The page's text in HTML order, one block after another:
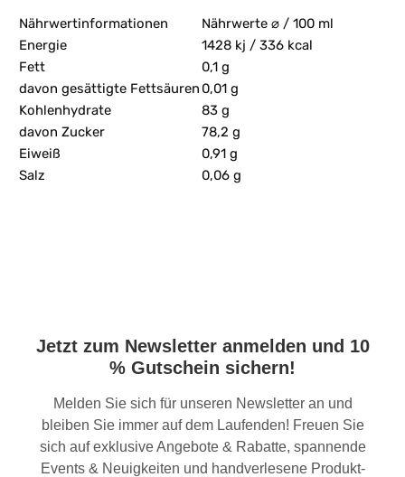
Nährwertinformationen
Nährwerte ⌀ / 100 ml
Energie
1428 kj / 336 kcal
Fett
0,1 g
davon gesättigte Fettsäuren 0,01 g
Kohlenhydrate
83 g
davon Zucker
78,2 g
Eiweiß
0,91 g
Salz
0,06 g
Jetzt zum Newsletter anmelden und 10
% Gutschein sichern!
Melden Sie sich für unseren Newsletter an und
bleiben Sie immer auf dem Laufenden! Freuen Sie
sich auf exklusive Angebote & Rabatte, spannende
Events & Neuigkeiten und handverlesene Produkt-